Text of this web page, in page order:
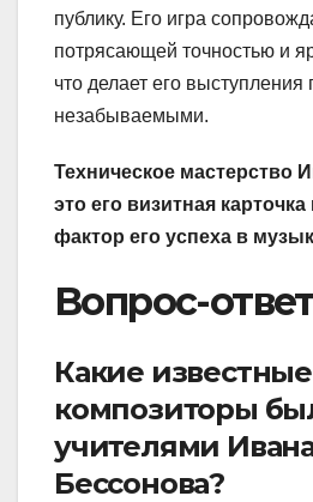
публику. Его игра
потрясающей точностью и
что делает его выступления
незабываемыми.
Техническое мастерство
это его визитная
фактор его успеха в
Вопрос-
Какие известные
композиторы
учителями
Бессонова?